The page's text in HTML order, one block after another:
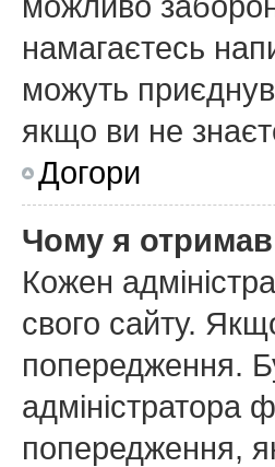
намагаєтесь
можуть
якщо ви не
Догори
Чому я
Кожен
свого сайту.
попередження.
адміністратора
попередження,